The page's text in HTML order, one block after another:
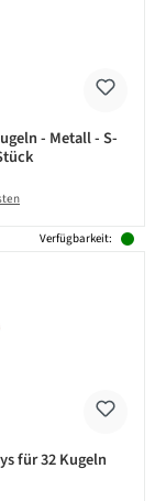
- Metall - S-
Verfügbarkeit:
für 32 Kugeln